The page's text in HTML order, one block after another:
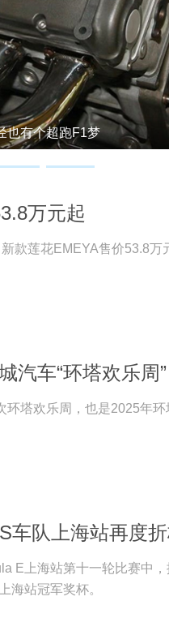
也有个超跑F1梦
不只有AMG 新赛季F1
万元起
款莲花EMEYA售价53.8万
环塔欢乐周，也是2025年环
车队上海站再度
E上海站第十一轮比赛中，
海站冠军奖杯。